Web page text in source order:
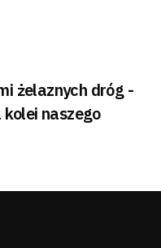
żelaznych dróg -
naszego